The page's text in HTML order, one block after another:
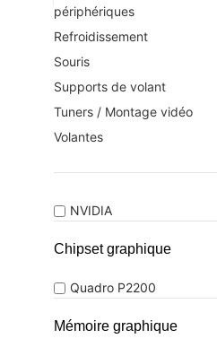
périphériques
Refroidissement
Souris
Supports de volant
Tuners / Montage vidéo
Volantes
NVIDIA
Chipset graphique
Quadro P2200
Mémoire graphique